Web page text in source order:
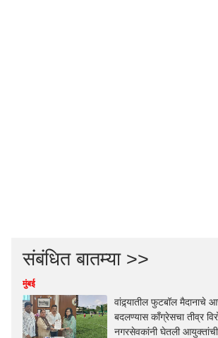
संबंधित बातम्या >>
मुंबई
वांद्र्यातील फुटबॉल मैदानाचे
बदलण्यास काँग्रेसचा तीव्र
नगरसेवकांनी घेतली